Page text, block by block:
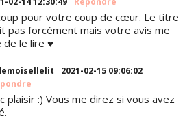
pour votre coup de cœur. Le titre
pas forcément mais votre avis me
de le lire ♥️
2021-02-15 09:06:02
plaisir :) Vous me direz si vous avez